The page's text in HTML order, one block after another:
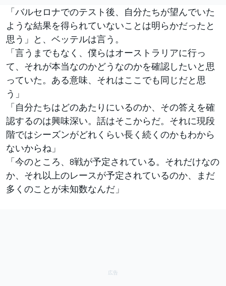
「バルセロナでのテスト後、自分たちが望んでいた
ような結果を得られていないことは明らかだったと
思う」と、ベッテルは言う。
「言うまでもなく、僕らはオーストラリアに行っ
て、それが本当なのかどうなのかを確認したいと思
っていた。ある意味、それはここでも同じだと思
う」
「自分たちはどのあたりにいるのか、その答えを確
認するのは興味深い。話はそこからだ。それに現段
階ではシーズンがどれくらい長く続くのかもわから
ないからね」
「今のところ、8戦が予定されている。それだけなの
か、それ以上のレースが予定されているのか、まだ
多くのことが未知数なんだ」